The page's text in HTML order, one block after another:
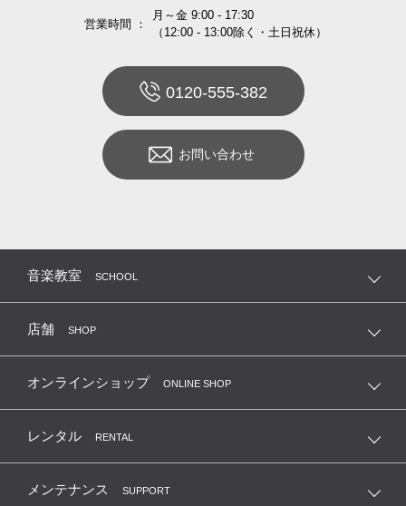
営業時間 ：
月～金 9:00 - 17:30
（12:00 - 13:00除く・土日祝休）
0120-555-382
お問い合わせ
音楽教室 SCHOOL
店舗 SHOP
オンラインショップ ONLINE SHOP
レンタル RENTAL
メンテナンス SUPPORT